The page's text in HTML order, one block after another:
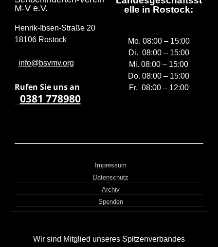
M-V e.V.
Henrik-Ibsen-Straße 20
18106 Rostock
info@bsvmv.org
Rufen Sie uns an
0381 778980
elle in Rostock:
Mo. 08:00 – 15:00
Di. 08:00 – 15:00
Mi. 08:00 – 15:00
Do. 08:00 – 15:00
Fr. 08:00 – 12:00
Impressum
Datenschutz
Archiv
Spenden
Wir sind Mitglied unseres Spitzenverbandes